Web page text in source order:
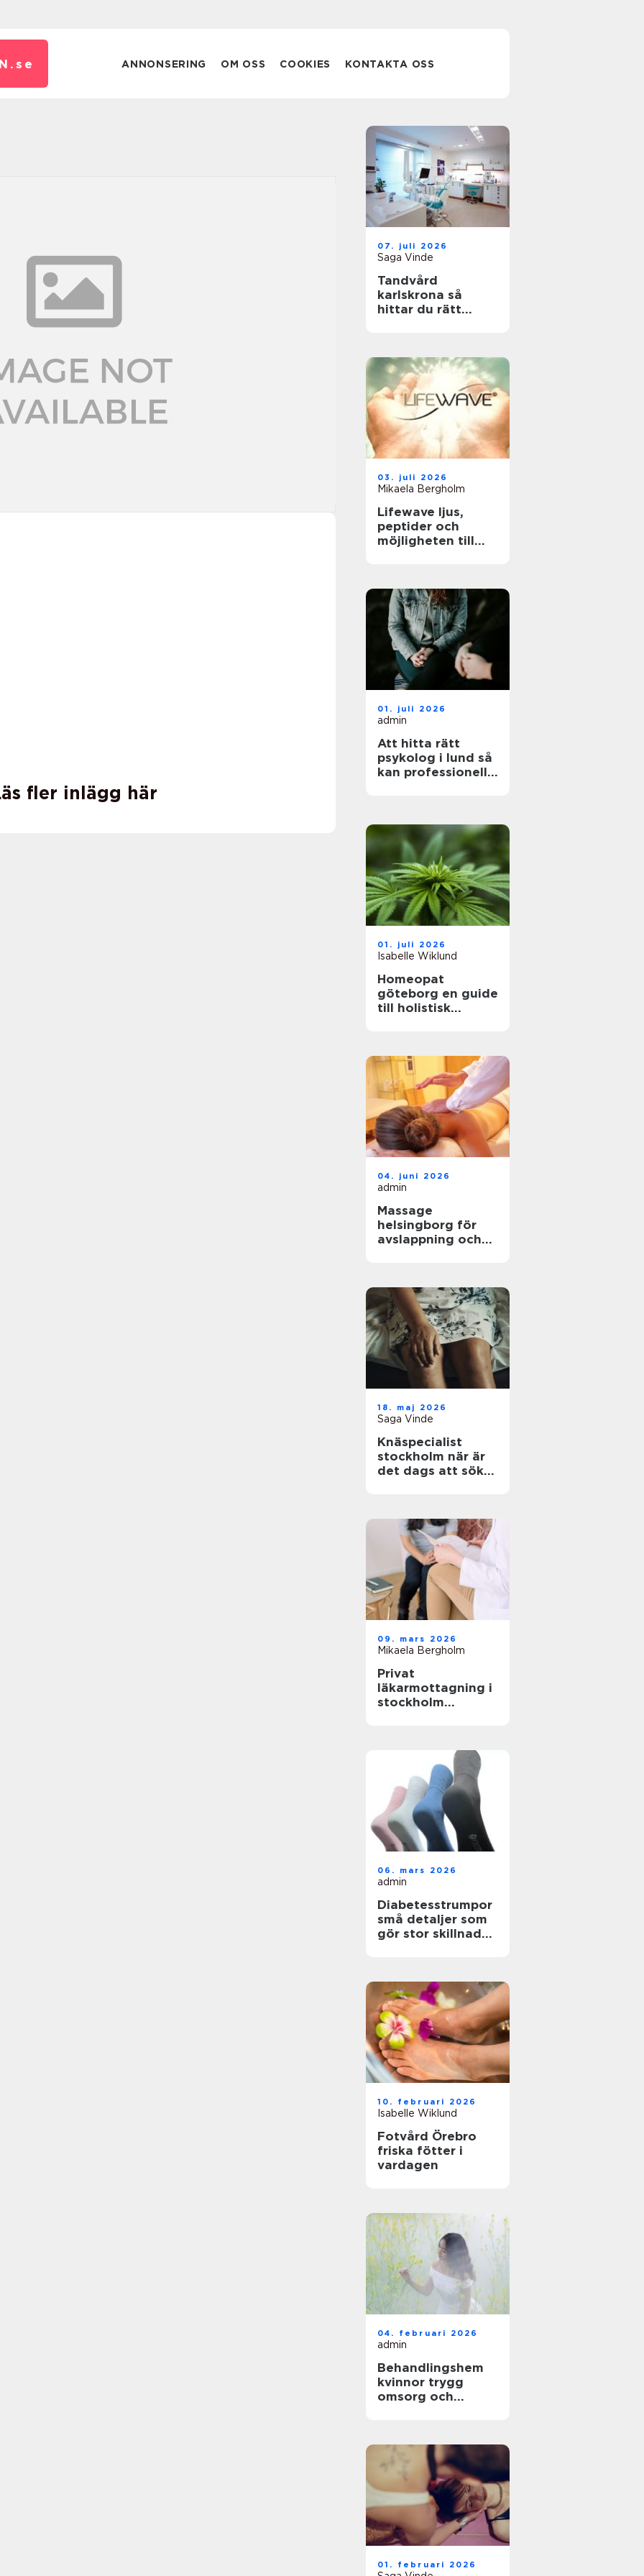
se ANNONSERING OM OSS COOKIES KONTAKTA OSS
fler inlägg här
07. juli 2026
Saga Vinde
Tandvård
karlskrona så
hittar du rätt
03. juli 2026
Mikaela Bergholm
Lifewave ljus,
peptider och
möjligheten till
01. juli 2026
admin
Att hitta rätt
psykolog i lund så
kan professionell
01. juli 2026
Isabelle Wiklund
Homeopat
göteborg en guide
till holistisk
04. juni 2026
admin
Massage
helsingborg för
avslappning och
18. maj 2026
Saga Vinde
Knäspecialist
stockholm när är
det dags att söka
09. mars 2026
Mikaela Bergholm
Privat
läkarmottagning i
stockholm
06. mars 2026
admin
Diabetesstrumpor
små detaljer som
gör stor skillnad
10. februari 2026
Isabelle Wiklund
Fotvård Örebro
friska fötter i
vardagen
04. februari 2026
admin
Behandlingshem
kvinnor trygg
omsorg och
01. februari 2026